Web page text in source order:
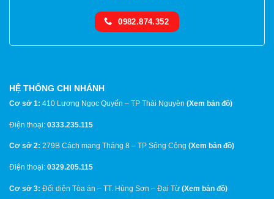
0982.874.352
HỆ THỐNG CHI NHÁNH
Cơ sở 1: 410 Lương Ngọc Quyến – TP Thái Nguyên (Xem bản đồ)
Điện thoại: 0333.235.115
Cơ sở 2: 279B Cách mạng Tháng 8 – TP Sông Công (Xem bản đồ)
Điện thoại: 0329.205.115
Cơ sở 3: Đối diện Tòa án – TT. Hùng Sơn – Đại Từ (Xem bản đồ)